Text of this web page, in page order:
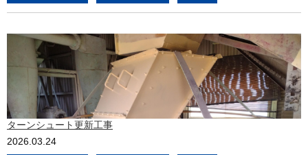
ターンシュート更新工事
2026.03.24